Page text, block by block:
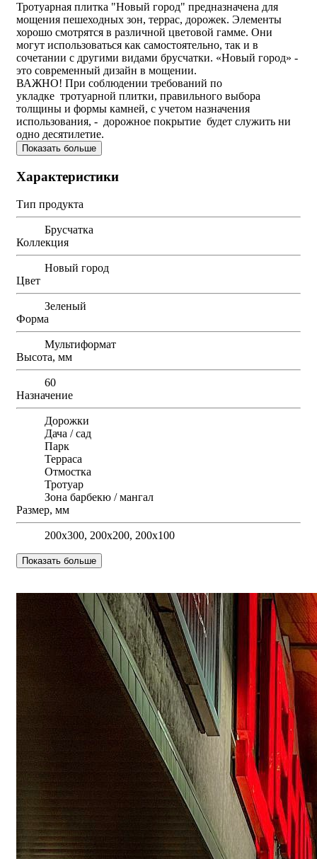
Тротуарная плитка "Новый город" предназначена для
мощения пешеходных зон, террас, дорожек. Элементы
хорошо смотрятся в различной цветовой гамме. Они
могут использоваться как самостоятельно, так и в
сочетании с другими видами брусчатки. «Новый город» -
это современный дизайн в мощении.
ВАЖНО! При соблюдении требований по
укладке тротуарной плитки, правильного выбора
толщины и формы камней, с учетом назначения
использования, - дорожное покрытие будет служить ни
одно десятилетие.
Показать больше
Характеристики
Тип продукта
Брусчатка
Коллекция
Новый город
Цвет
Зеленый
Форма
Мультиформат
Высота, мм
60
Назначение
Дорожки
Дача / сад
Парк
Терраса
Отмостка
Тротуар
Зона барбекю / мангал
Размер, мм
200х300, 200х200, 200х100
Показать больше